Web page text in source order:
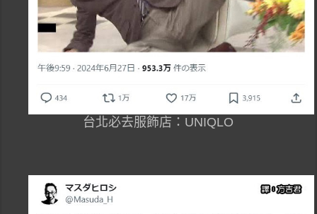
台北必去服飾店：UNIQLO